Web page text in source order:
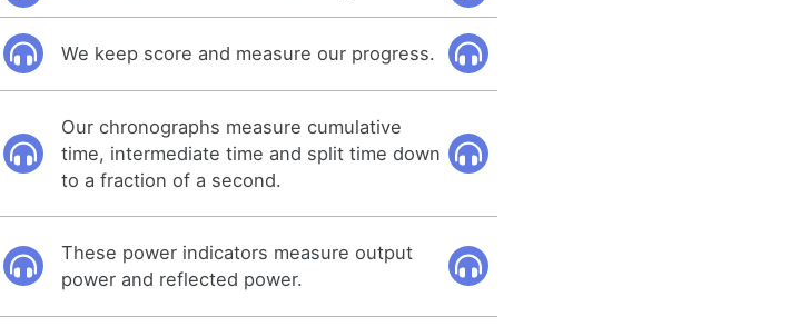
We keep score and measure our progress.
Our chronographs measure cumulative
time, intermediate time and split time down
to a fraction of a second.
These power indicators measure output
power and reflected power.